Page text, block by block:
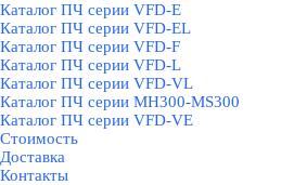
Каталог ПЧ серии VFD-E
Каталог ПЧ серии VFD-EL
Каталог ПЧ серии VFD-F
Каталог ПЧ серии VFD-L
Каталог ПЧ серии VFD-VL
Каталог ПЧ серии MH300-MS300
Каталог ПЧ серии VFD-VE
Стоимость
Доставка
Контакты